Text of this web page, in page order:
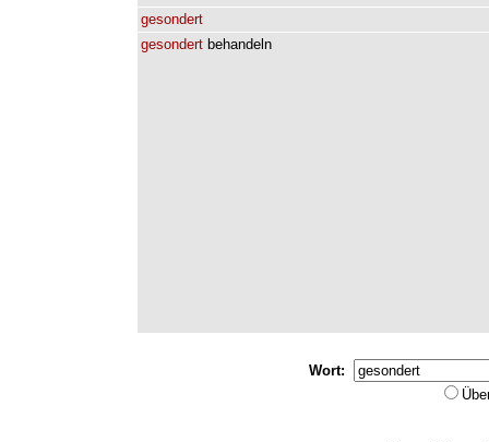
gesondert
gesondert behandeln
Wort: